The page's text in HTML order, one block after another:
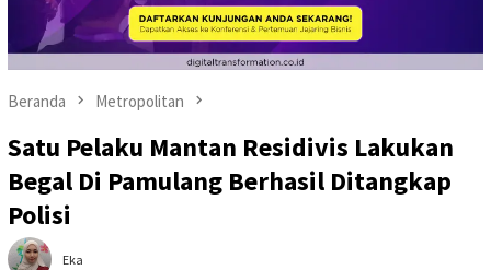
Beranda Metropolitan
Satu Pelaku Mantan Residivis Lakukan
Begal Di Pamulang Berhasil Ditangkap
Polisi
Eka